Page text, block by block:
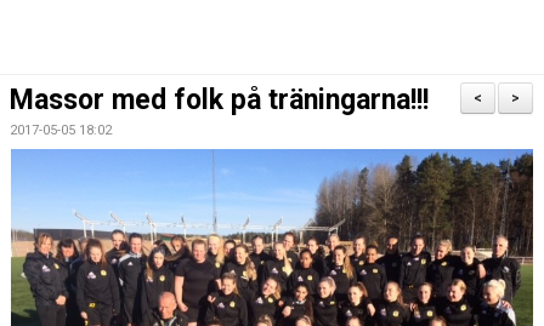
OM FÖRENINGEN
BARN & UNGDOMSVERKSAMHET
STÖTTA VIF
>
<
Massor med folk på träningarna!!!
2017-05-05 18:02